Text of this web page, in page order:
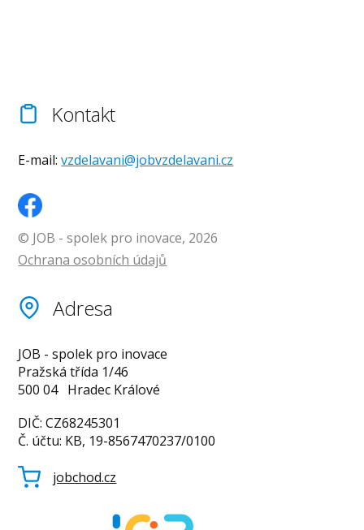
Kontakt
E-mail:vzdelavani@jobvzdelavani.cz
© JOB - spolek pro inovace, 2026
Ochrana osobních údajů
Adresa
JOB - spolek pro inovace
Pražská třída 1/46
500 04 Hradec Králové
DIČ: CZ68245301
Č. účtu: KB, 19-8567470237/0100
jobchod.cz